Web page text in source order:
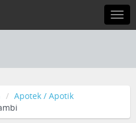
Apotek / Apotik